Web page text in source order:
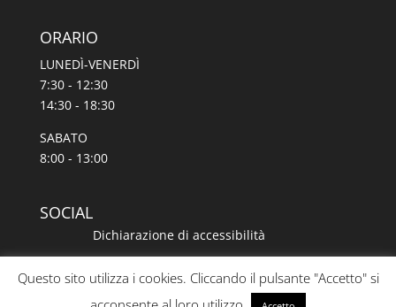
ORARIO
LUNEDÌ-VENERDÌ
7:30 - 12:30
14:30 - 18:30
SABATO
8:00 - 13:00
SOCIAL
Dichiarazione di accessibilità
Questo sito utilizza i cookies. Cliccando il pulsante "Accetto" si